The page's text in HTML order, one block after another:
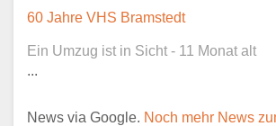
Ansprechpartner*
60 Jahre VHS Bramstedt
Ein Umzug ist in Sicht - 11 Monat alt
...
News via Google. Noch mehr News